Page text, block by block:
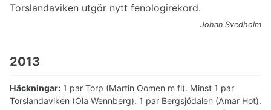
Torslandaviken utgör nytt fenologirekord.
Johan Svedholm
2013
Häckningar: 1 par Torp (Martin Oomen m fl). Minst 1 par
Torslandaviken (Ola Wennberg). 1 par Bergsjödalen (Amar Hot).